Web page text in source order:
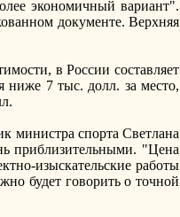
экономичный вариант".
документе. Верхняя
в России составляет
ниже 7 тыс. долл. за место,
министра спорта Светлана
приблизительными. "Цена
изыскательские работы
будет говорить о точной